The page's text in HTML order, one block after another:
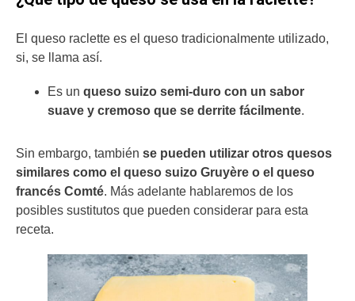
El queso raclette es el queso tradicionalmente utilizado,
si, se llama así.
Es un queso suizo semi-duro con un sabor
suave y cremoso que se derrite fácilmente.
Sin embargo, también se pueden utilizar otros quesos
similares como el queso suizo Gruyère o el queso
francés Comté. Más adelante hablaremos de los
posibles sustitutos que pueden considerar para esta
receta.